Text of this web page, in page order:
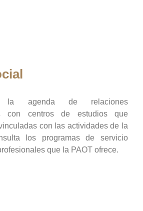
la agenda de relaciones
con centros de estudios que
con las actividades de la
los programas de servicio
que la PAOT ofrece.